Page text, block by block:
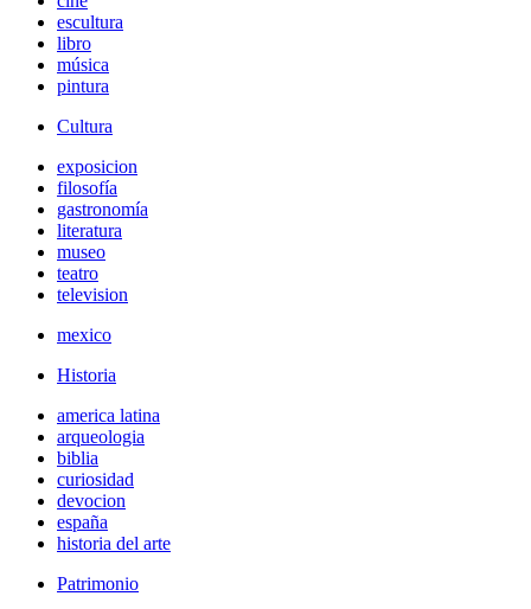
escultura
libro
música
pintura
Cultura
exposicion
filosofía
gastronomía
literatura
museo
teatro
television
mexico
Historia
america latina
arqueologia
biblia
curiosidad
devocion
españa
historia del arte
Patrimonio